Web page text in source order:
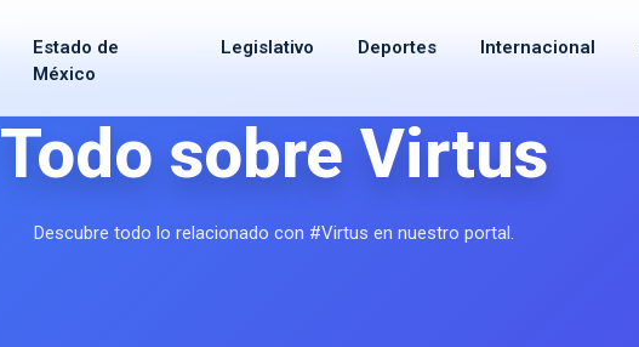
Estado de
México
Legislativo Deportes Internacional
Todo sobre Virtus
Descubre todo lo relacionado con #Virtus en nuestro portal.